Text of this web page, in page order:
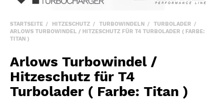
STARTSEITE HITZESCHUTZ TURBOWINDELN
TURBOLADER
ARLOWS TURBOWINDEL / HITZESCHUTZ FÜR T4 TURBOLADER ( FARBE:
TITAN )
Arlows Turbowindel /
Hitzeschutz für T4
Turbolader ( Farbe: Titan )